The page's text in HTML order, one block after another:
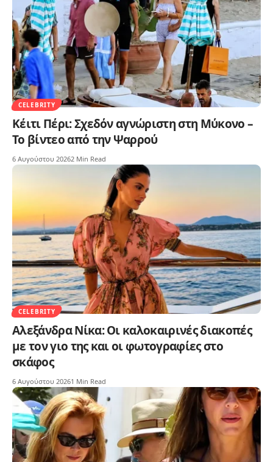
CELEBRITY
Κέιτι Πέρι: Σχεδόν αγνώριστη στη Μύκονο –
Το βίντεο από την Ψαρρού
6 Αυγούστου 20262 Min Read
CELEBRITY
Αλεξάνδρα Νίκα: Οι καλοκαιρινές διακοπές
με τον γιο της και οι φωτογραφίες στο
σκάφος
6 Αυγούστου 20261 Min Read